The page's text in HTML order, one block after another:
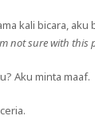
kali bicara,
not sure with this
Aku minta maaf.